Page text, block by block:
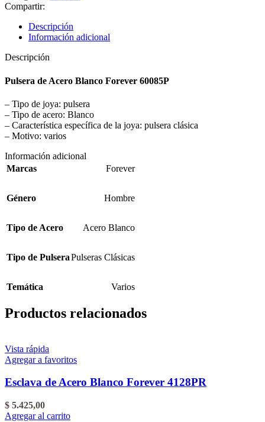
Compartir:
Descripción
Información adicional
Descripción
Pulsera de Acero Blanco Forever 60085P
– Tipo de joya: pulsera
– Tipo de acero: Blanco
– Característica específica de la joya: pulsera clásica
– Motivo: varios
Información adicional
Marcas
Forever
Género Hombre
Tipo de Acero Acero Blanco
Tipo de PulseraPulseras Clásicas
Temática Varios
Productos relacionados
Vista rápida
Agregar a favoritos
Esclava de Acero Blanco Forever 4128PR
$ 5.425,00
Agregar al carrito